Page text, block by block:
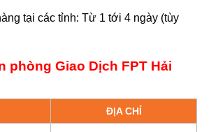
tại các tỉnh: Từ 1 tới 4 ngày (tùy
phòng Giao Dịch FPT Hải
ĐỊA CHỈ